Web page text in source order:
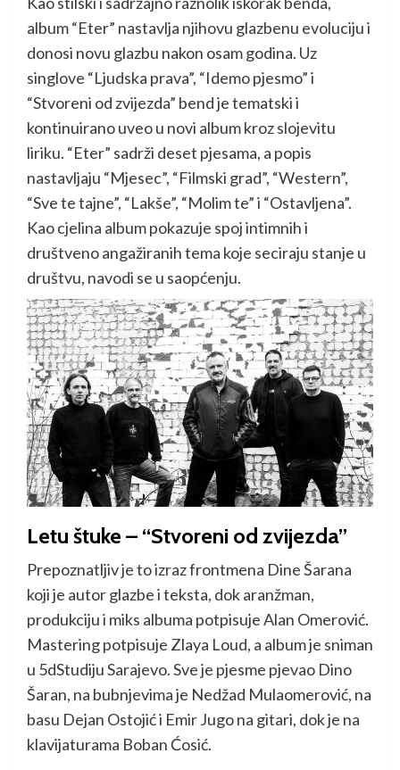
album “Eter” nastavlja njihovu glazbenu evoluciju i
donosi novu glazbu nakon osam godina. Uz
singlove “Ljudska prava”, “Idemo pjesmo” i
“Stvoreni od zvijezda” bend je tematski i
kontinuirano uveo u novi album kroz slojevitu
liriku. “Eter” sadrži deset pjesama, a popis
nastavljaju “Mjesec”, “Filmski grad”, “Western”,
“Sve te tajne”, “Lakše”, “Molim te” i “Ostavljena”.
Kao cjelina album pokazuje spoj intimnih i
društveno angažiranih tema koje seciraju stanje u
društvu, navodi se u saopćenju.
Letu štuke – “Stvoreni od zvijezda”
Prepoznatljiv je to izraz frontmena Dine Šarana
koji je autor glazbe i teksta, dok aranžman,
produkciju i miks albuma potpisuje Alan Omerović.
Mastering potpisuje Zlaya Loud, a album je sniman
u 5dStudiju Sarajevo. Sve je pjesme pjevao Dino
Šaran, na bubnjevima je Nedžad Mulaomerović, na
basu Dejan Ostojić i Emir Jugo na gitari, dok je na
klavijaturama Boban Ćosić.